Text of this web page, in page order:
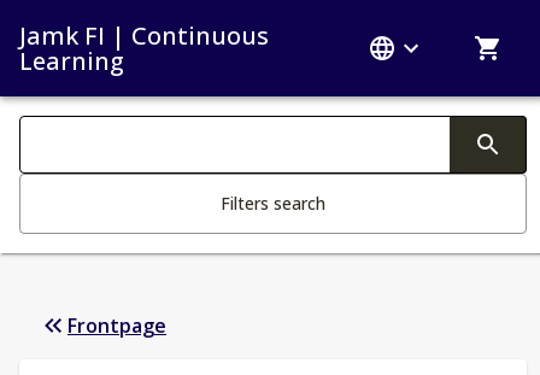
Jamk FI | Continuous
Learning
Search filters
Filters search
Frontpage